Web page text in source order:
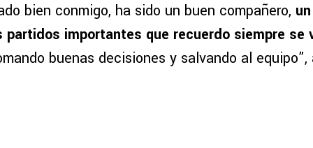
bien conmigo, ha sido un buen compañero,
partidos importantes que recuerdo siempre se
buenas decisiones y salvando al equipo”,